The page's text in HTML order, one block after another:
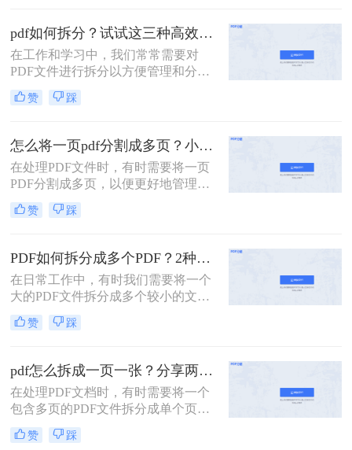
拆分成多个小文件，以便更好地管理
和使用。那么一个PDF怎么拆分呢？
本文将介绍三种拆分PDF文件的方
法，帮助读者轻松实现PDF的拆分操
作。
pdf如何拆分？试试这三种高效靠谱拆分方法!
在工作和学习中，我们常常需要对
PDF文件进行拆分以方便管理和分
享。无论是为了减少文件大小以便于
传输，还是为了提取特定页面用于报
技巧都是非常有帮助的。那么pdf如何
拆分呢？本文将介绍三种简单且实用
的方法来拆分PDF文件。
赞 踩
怎么将一页pdf分割成多页？小编给你分享这三种方法！
在处理PDF文件时，有时需要将一页
PDF分割成多页，以便更好地管理和
使用。那么怎么将一页pdf分割成多页
呢？本文将介绍三种实用的方法，帮
赞 踩
PDF如何拆分成多个PDF？2种高效方法详解分享
在日常工作中，有时我们需要将一个
大的PDF文件拆分成多个较小的文
件，以便更好地管理和使用。无论是
为了便于共享、减少文件大小还是针
技巧都是非常有用的。那么PDF如何
拆分成多个PDF呢？本文将介绍两种
简单且高效的PDF拆分方法。
赞 踩
pdf怎么拆成一页一张？分享两种常用的拆分方法！
在处理PDF文档时，有时需要将一个
包含多页的PDF文件拆分成单个页面
的PDF文件。那么pdf怎么拆成一页一
张呢？本文将介绍两种常用的拆分
赞 踩